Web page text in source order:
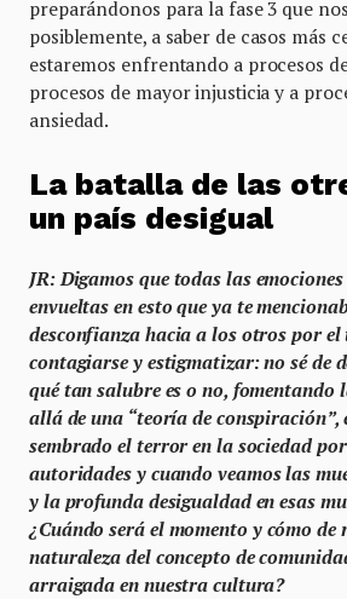
preparándonos para la fase 3 que
posiblemente, a saber de casos más
estaremos enfrentando a procesos
procesos de mayor injusticia y a
ansiedad.
La batalla de las
un país desigual
JR: Digamos que todas las
envueltas en esto que ya te
desconfianza hacia a los otros por el
contagiarse y estigmatizar: no sé de
qué tan salubre es o no, fomentando
allá de una “teoría de conspiración”,
sembrado el terror en la sociedad
autoridades y cuando veamos las
y la profunda desigualdad en esas
¿Cuándo será el momento y cómo de
naturaleza del concepto de
arraigada en nuestra cultura?